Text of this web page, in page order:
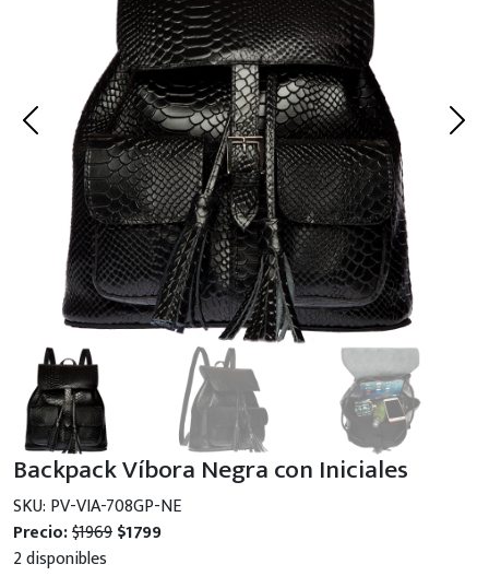
Backpack Víbora Negra con Iniciales
SKU: PV-VIA-708GP-NE
Precio:$1969$1799
2 disponibles